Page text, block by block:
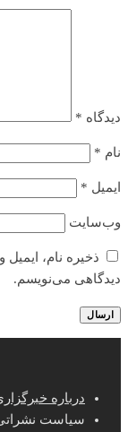
دیدگاه *
نام *
ایمیل *
وب‌سایت
ذخیره نام،
دیدگاهی می‌نویسم.
درباره
سیاست